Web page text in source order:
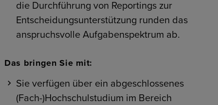
die Durchführung von Reportings zur
Entscheidungsunterstützung runden das
anspruchsvolle Aufgabenspektrum ab.
Das bringen Sie mit:
Sie verfügen über ein abgeschlossenes
(Fach-)Hochschulstudium im Bereich